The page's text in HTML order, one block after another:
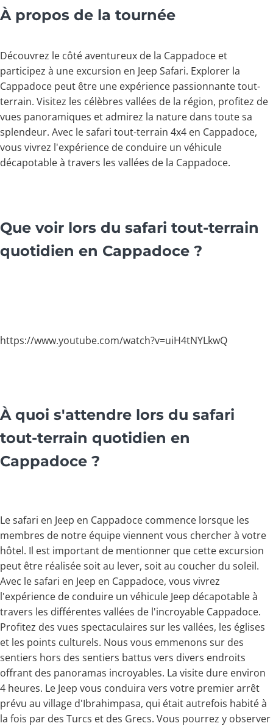
À propos de la tournée
Découvrez le côté aventureux de la Cappadoce et
participez à une excursion en Jeep Safari. Explorer la
Cappadoce peut être une expérience passionnante tout-
terrain. Visitez les célèbres vallées de la région, profitez de
vues panoramiques et admirez la nature dans toute sa
splendeur. Avec le safari tout-terrain 4x4 en Cappadoce,
vous vivrez l'expérience de conduire un véhicule
décapotable à travers les vallées de la Cappadoce.
Que voir lors du safari tout-terrain
quotidien en Cappadoce ?
https://www.youtube.com/watch?v=uiH4tNYLkwQ
À quoi s'attendre lors du safari
tout-terrain quotidien en
Cappadoce ?
Le safari en Jeep en Cappadoce commence lorsque les
membres de notre équipe viennent vous chercher à votre
hôtel. Il est important de mentionner que cette excursion
peut être réalisée soit au lever, soit au coucher du soleil.
Avec le safari en Jeep en Cappadoce, vous vivrez
l'expérience de conduire un véhicule Jeep décapotable à
travers les différentes vallées de l'incroyable Cappadoce.
Profitez des vues spectaculaires sur les vallées, les églises
et les points culturels. Nous vous emmenons sur des
sentiers hors des sentiers battus vers divers endroits
offrant des panoramas incroyables. La visite dure environ
4 heures. Le Jeep vous conduira vers votre premier arrêt
prévu au village d'Ibrahimpasa, qui était autrefois habité à
la fois par des Turcs et des Grecs. Vous pourrez y observer